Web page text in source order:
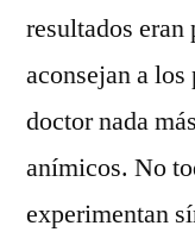
resultados
aconsejan a
doctor nada
anímicos. No
experimentan